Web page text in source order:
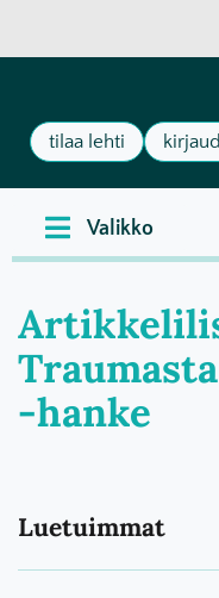
tilaa lehti
-hanke
Luetuimmat